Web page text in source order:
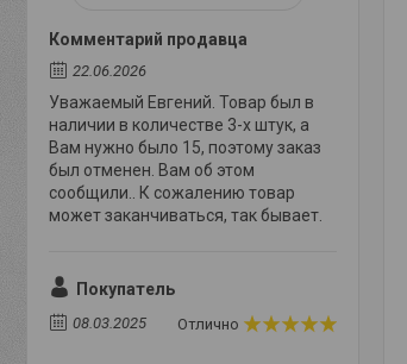
Комментарий продавца
22.06.2026
Уважаемый Евгений. Товар был в
наличии в количестве 3-х штук, а
Вам нужно было 15, поэтому заказ
был отменен. Вам об этом
сообщили.. К сожалению товар
может заканчиваться, так бывает.
Покупатель
08.03.2025 Отлично